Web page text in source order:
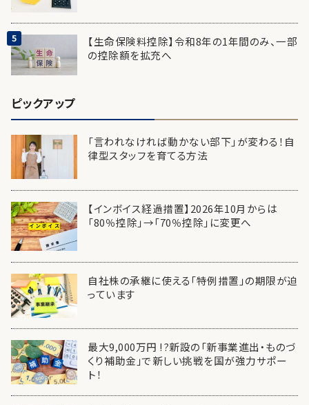
【生命保険料控除】令和8年の1年間のみ、一部
の控除額を拡充へ
ピックアップ
「言われなければ動かない部下」が変わる！自
律型スタッフを育てる方法
【インボイス経過措置】2026年10月からは
「80％控除」→「70％控除」に変更へ
自社株の承継に使える「特例措置」の期限が迫
っています
最大9,000万円 !?新設の「新事業進出・ものづ
くり補助金」で新しい挑戦を国が強力サポー
ト！